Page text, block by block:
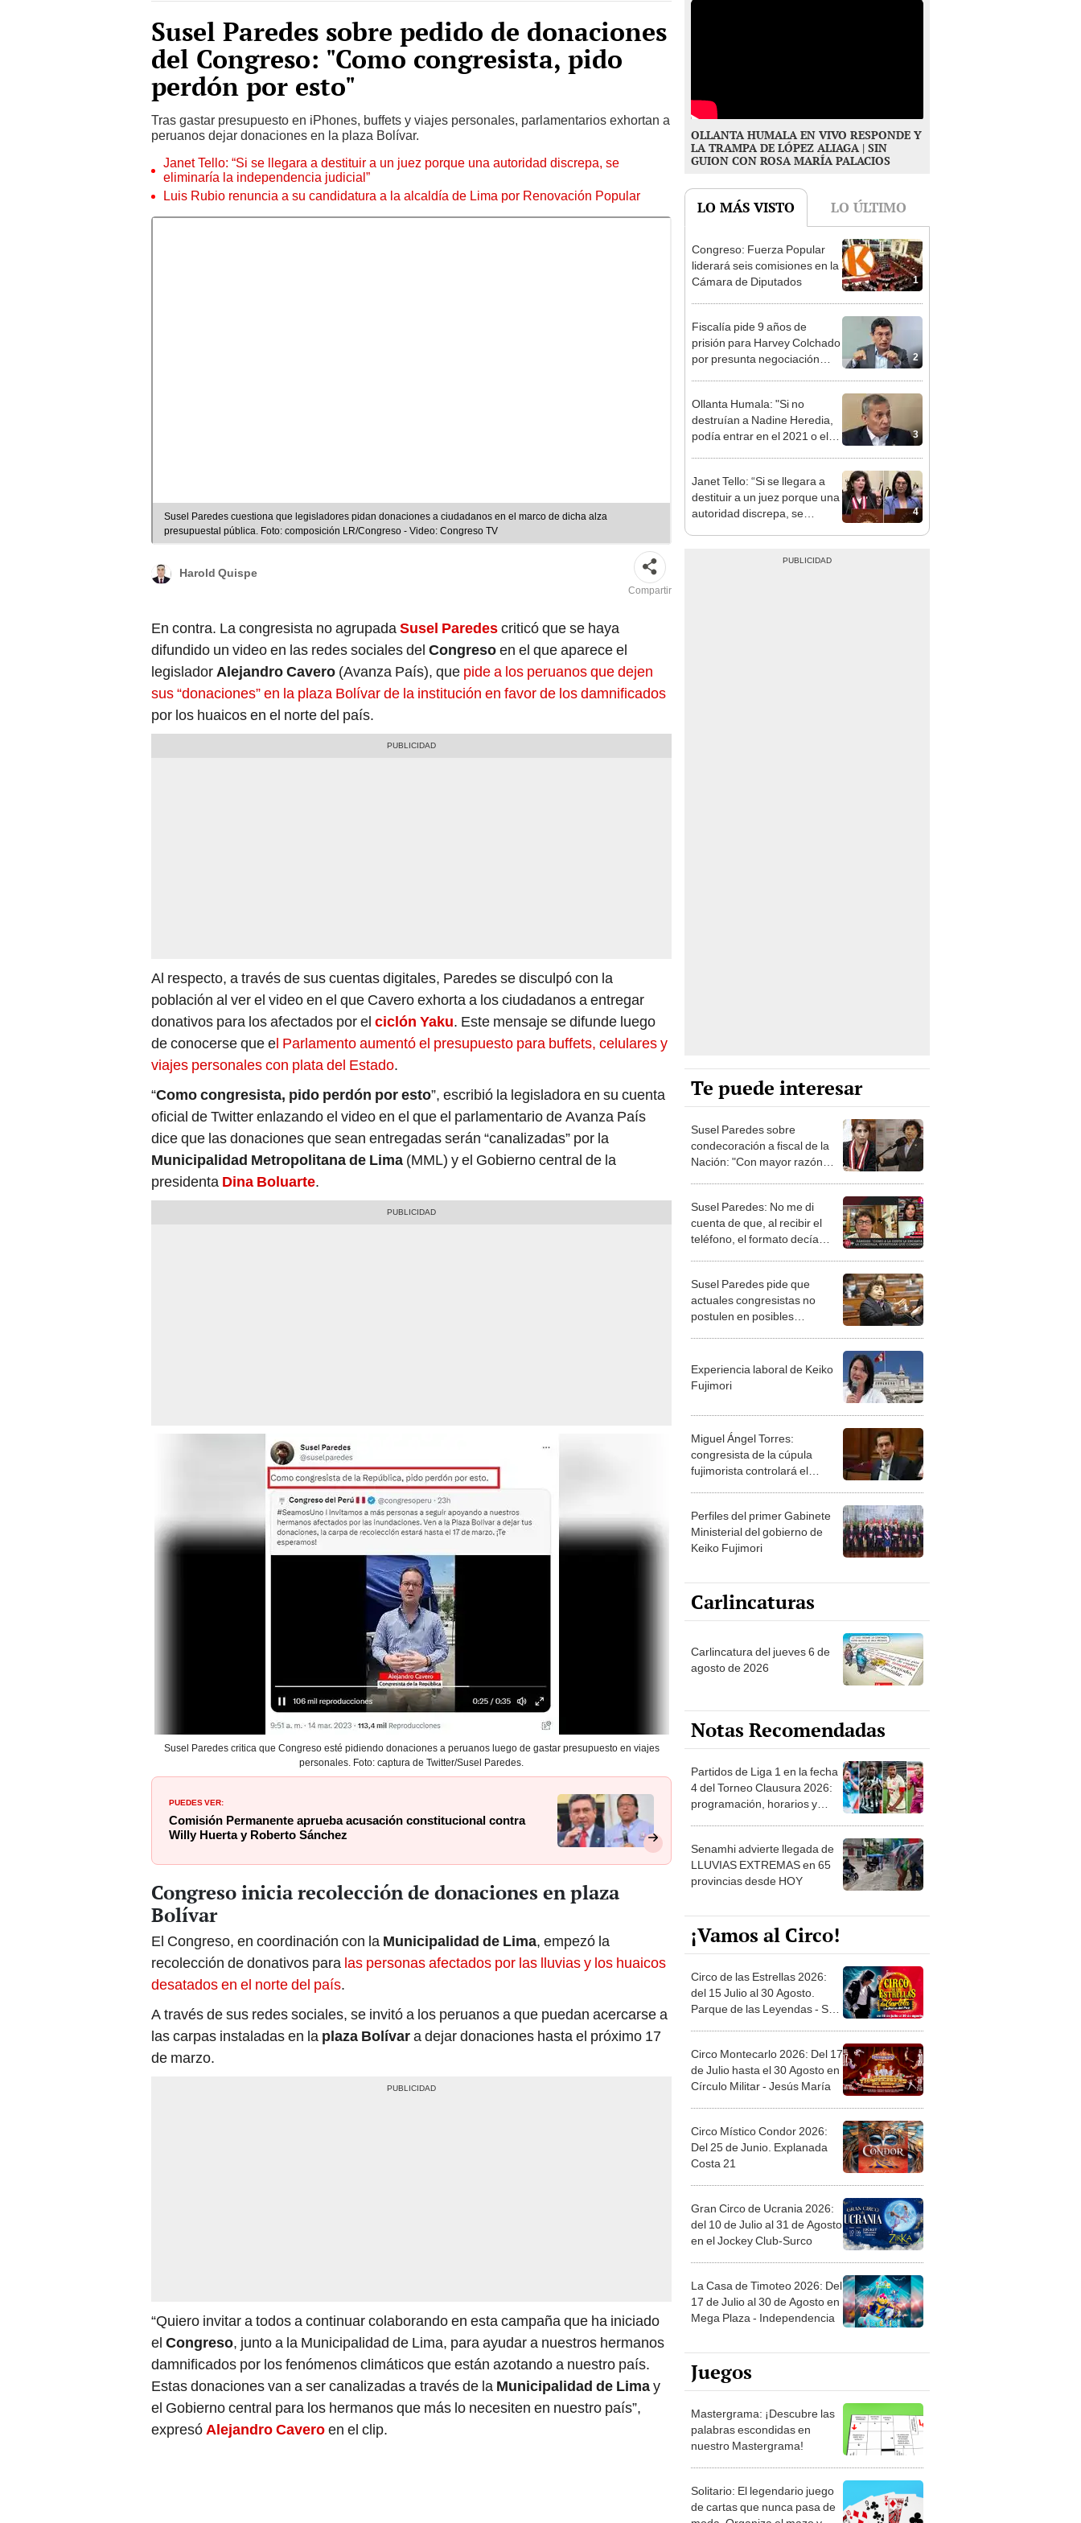
Susel Paredes sobre pedido de donaciones
del Congreso: "Como congresista, pido
perdón por esto"
Tras gastar presupuesto en iPhones, buffets y viajes personales, parlamentarios exhortan a
peruanos dejar donaciones en la plaza Bolívar.
Janet Tello: “Si se llegara a destituir a un juez porque una autoridad discrepa, se
eliminaría la independencia judicial”
Luis Rubio renuncia a su candidatura a la alcaldía de Lima por Renovación Popular
Susel Paredes cuestiona que legisladores pidan donaciones a ciudadanos en el marco de dicha alza
presupuestal pública. Foto: composición LR/Congreso - Video: Congreso TV
Harold Quispe
Compartir
En contra. La congresista no agrupada Susel Paredes criticó que se haya
difundido un video en las redes sociales del Congreso en el que aparece el
legislador Alejandro Cavero (Avanza País), que pide a los peruanos que dejen
sus “donaciones” en la plaza Bolívar de la institución en favor de los damnificados
por los huaicos en el norte del país.
Al respecto, a través de sus cuentas digitales, Paredes se disculpó con la
población al ver el video en el que Cavero exhorta a los ciudadanos a entregar
donativos para los afectados por el ciclón Yaku . Este mensaje se difunde luego
de conocerse que el Parlamento aumentó el presupuesto para buffets, celulares y
viajes personales con plata del Estado
“Como congresista, pido perdón por esto”, escribió la legisladora en su cuenta
oficial de Twitter enlazando el video en el que el parlamentario de Avanza País
dice que las donaciones que sean entregadas serán “canalizadas” por la
Municipalidad Metropolitana de Lima (MML) y el Gobierno central de la
presidenta Dina Boluarte
Susel Paredes critica que Congreso esté pidiendo donaciones a peruanos luego de gastar presupuesto en viajes
personales. Foto: captura de Twitter/Susel Paredes.
Comisión Permanente aprueba acusación constitucional contra
Willy Huerta y Roberto Sánchez
Congreso inicia recolección de donaciones en plaza
Bolívar
El Congreso, en coordinación con la Municipalidad de Lima , empezó la
recolección de donativos para las personas afectados por las lluvias y los huaicos
desatados en el norte del país
A través de sus redes sociales, se invitó a los peruanos a que puedan acercarse a
las carpas instaladas en la plaza Bolívar a dejar donaciones hasta el próximo 17
de marzo.
“Quiero invitar a todos a continuar colaborando en esta campaña que ha iniciado
el Congreso , junto a la Municipalidad de Lima, para ayudar a nuestros hermanos
damnificados por los fenómenos climáticos que están azotando a nuestro país.
Estas donaciones van a ser canalizadas a través de la Municipalidad de Lima y
el Gobierno central para los hermanos que más lo necesiten en nuestro país”,
expresó Alejandro Cavero en el clip.
OLLANTA HUMALA EN VIVO RESPONDE Y
LA TRAMPA DE LÓPEZ ALIAGA | SIN
GUION CON ROSA MARÍA PALACIOS
LO MÁS VISTO LO ÚLTIMO
1
Congreso: Fuerza Popular
liderará seis comisiones en la
Cámara de Diputados
2
Fiscalía pide 9 años de
prisión para Harvey Colchado
por presunta negociación
incompatible y falsedad
ideológica
3
Ollanta Humala: "Si no
destruían a Nadine Heredia,
podía entrar en el 2021 o el
2026"
4
Janet Tello: “Si se llegara a
destituir a un juez porque una
autoridad discrepa, se
eliminaría la independencia
judicial”
Te puede interesar
Susel Paredes sobre
condecoración a fiscal de la
Nación: "Con mayor razón
debe aclarar sobre sus tesis"
Susel Paredes: No me di
cuenta de que, al recibir el
teléfono, el formato decía
'solicitud'
Susel Paredes pide que
actuales congresistas no
postulen en posibles
elecciones complementarias
Experiencia laboral de Keiko
Fujimori
Miguel Ángel Torres:
congresista de la cúpula
fujimorista controlará el
primer año del Senado
Perfiles del primer Gabinete
Ministerial del gobierno de
Keiko Fujimori
Carlincaturas
Carlincatura del jueves 6 de
agosto de 2026
Notas Recomendadas
Partidos de Liga 1 en la fecha
4 del Torneo Clausura 2026:
programación, horarios y
dónde ver
Senamhi advierte llegada de
LLUVIAS EXTREMAS en 65
provincias desde HOY
¡Vamos al Circo!
Circo de las Estrellas 2026:
del 15 Julio al 30 Agosto.
Parque de las Leyendas - San
Miguel
Circo Montecarlo 2026: Del 17
de Julio hasta el 30 Agosto en
Círculo Militar - Jesús María
Circo Místico Condor 2026:
Del 25 de Junio. Explanada
Costa 21
Gran Circo de Ucrania 2026:
del 10 de Julio al 31 de Agosto
en el Jockey Club-Surco
La Casa de Timoteo 2026: Del
17 de Julio al 30 de Agosto en
Mega Plaza - Independencia
Juegos
Mastergrama: ¡Descubre las
palabras escondidas en
nuestro Mastergrama!
Solitario: El legendario juego
de cartas que nunca pasa de
moda. Organiza el mazo y